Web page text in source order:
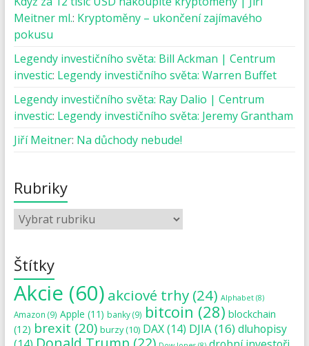
Meitner ml.: Kryptoměny – ukončení zajímavého
pokusu
Legendy investičního světa: Bill Ackman | Centrum
investic: Legendy investičního světa: Warren Buffet
Legendy investičního světa: Ray Dalio | Centrum
investic: Legendy investičního světa: Jeremy Grantham
Jiří Meitner: Na důchody nebude!
Rubriky
Štítky
Akcie (60) akciové trhy(24) Alphabet(8)
Amazon (9) Apple (11) banky(9) bitcoin (28) blockchain
(12) brexit (20) burzy(10) DAX(14) DJIA(16)dluhopisy